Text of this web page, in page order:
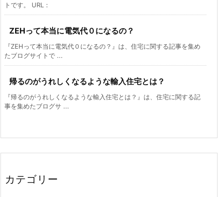
トです。 URL：
ZEHって本当に電気代０になるの？
『ZEHって本当に電気代０になるの？』は、住宅に関する記事を集め
たブログサイトで ...
帰るのがうれしくなるような輸入住宅とは？
『帰るのがうれしくなるような輸入住宅とは？』は、住宅に関する記
事を集めたブログサ ...
カテゴリー